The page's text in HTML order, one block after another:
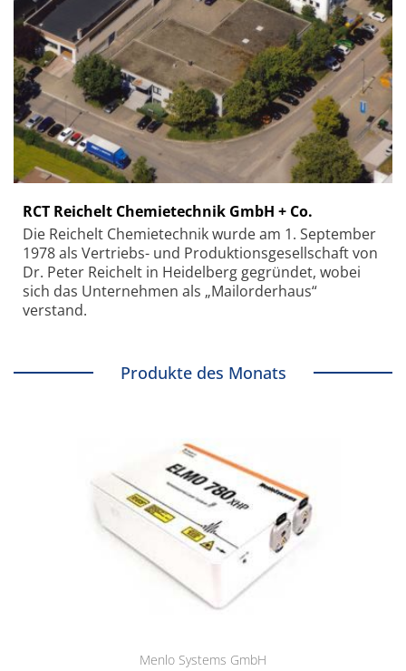
RCT Reichelt Chemietechnik GmbH + Co.
Die Reichelt Chemietechnik wurde am 1. September
1978 als Vertriebs- und Produktionsgesellschaft von
Dr. Peter Reichelt in Heidelberg gegründet, wobei
sich das Unternehmen als „Mailorderhaus“
verstand.
Produkte des Monats
Menlo Systems GmbH